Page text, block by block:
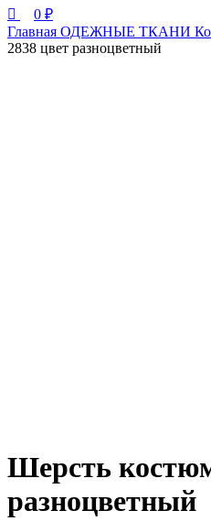
0 ₽
Главная ОДЕЖНЫЕ ТКАНИ
2838 цвет разноцветный
Шерсть
разноцветный